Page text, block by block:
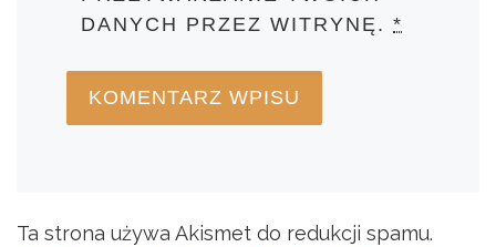
DANYCH PRZEZ WITRYNĘ.*
Ta strona używa Akismet do redukcji spamu.